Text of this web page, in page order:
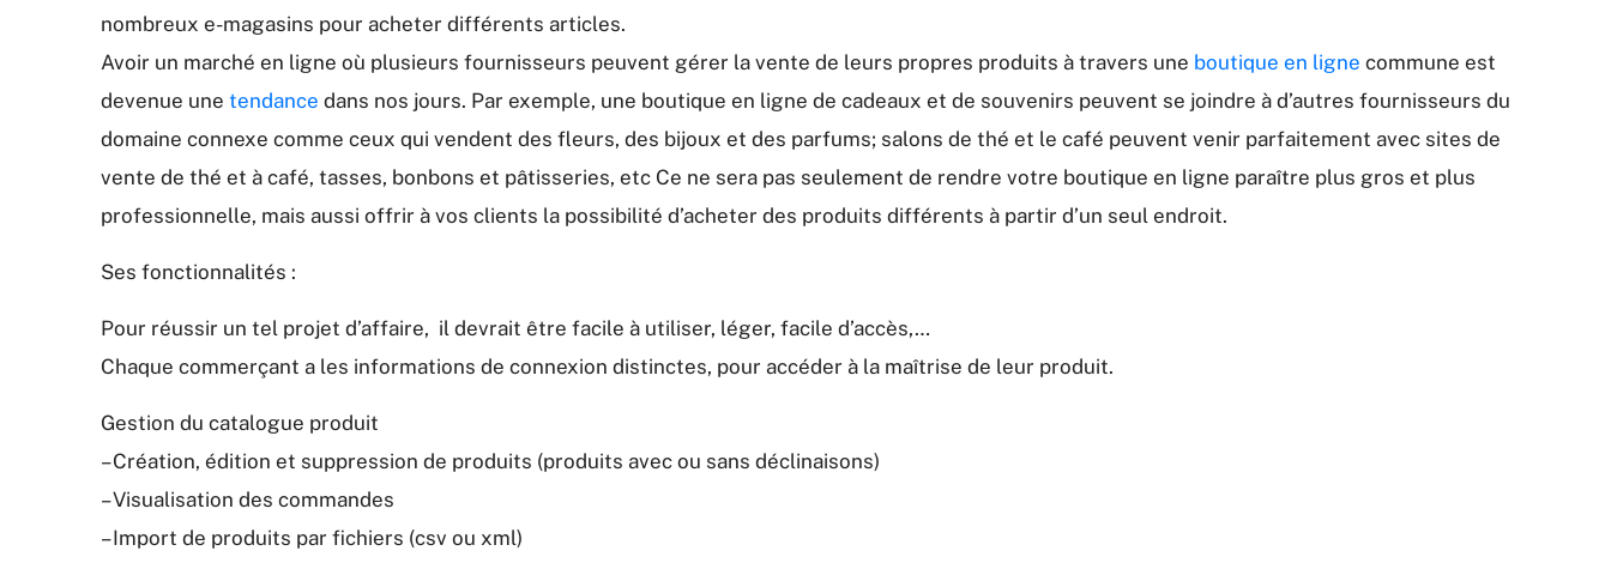
nombreux e-magasins pour acheter différents articles.
Avoir un marché en ligne où plusieurs fournisseurs peuvent gérer la vente de leurs propres produits à travers une boutique en ligne commune est
devenue une tendance dans nos jours. Par exemple, une boutique en ligne de cadeaux et de souvenirs peuvent se joindre à d’autres fournisseurs du
domaine connexe comme ceux qui vendent des fleurs, des bijoux et des parfums; salons de thé et le café peuvent venir parfaitement avec sites de
vente de thé et à café, tasses, bonbons et pâtisseries, etc Ce ne sera pas seulement de rendre votre boutique en ligne paraître plus gros et plus
professionnelle, mais aussi offrir à vos clients la possibilité d’acheter des produits différents à partir d’un seul endroit.
Ses fonctionnalités :
Pour réussir un tel projet d’affaire, il devrait être facile à utiliser, léger, facile d’accès,…
Chaque commerçant a les informations de connexion distinctes, pour accéder à la maîtrise de leur produit.
Gestion du catalogue produit
– Création, édition et suppression de produits (produits avec ou sans déclinaisons)
– Visualisation des commandes
– Import de produits par fichiers (csv ou xml)